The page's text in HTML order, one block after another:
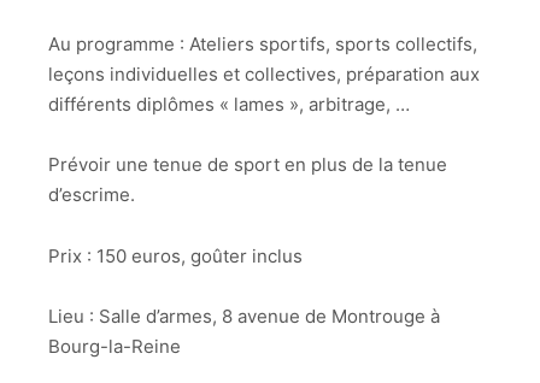
Au programme : Ateliers sportifs, sports collectifs,
leçons individuelles et collectives, préparation aux
différents diplômes « lames », arbitrage, …
Prévoir une tenue de sport en plus de la tenue
d’escrime.
Prix : 150 euros, goûter inclus
Lieu : Salle d’armes, 8 avenue de Montrouge à
Bourg-la-Reine